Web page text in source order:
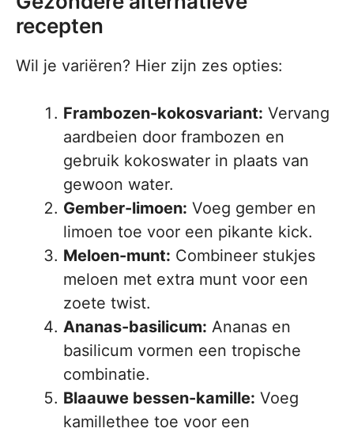
recepten
Wil je variëren? Hier zijn zes opties:
Frambozen-kokosvariant: Vervang
aardbeien door frambozen en
gebruik kokoswater in plaats van
gewoon water.
Gember-limoen: Voeg gember en
limoen toe voor een pikante kick.
Meloen-munt: Combineer stukjes
meloen met extra munt voor een
zoete twist.
Ananas-basilicum: Ananas en
basilicum vormen een tropische
combinatie.
Blaauwe bessen-kamille: Voeg
kamillethee toe voor een